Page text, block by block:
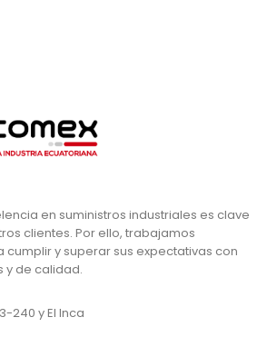
en suministros industriales es clave
clientes. Por ello, trabajamos
y superar sus expectativas con
y de calidad.
240 y El Inca